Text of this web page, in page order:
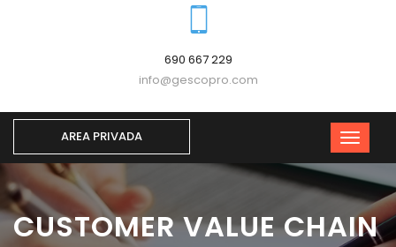
690 667 229
info@gescopro.com
AREA PRIVADA
CUSTOMER VALUE CHAIN